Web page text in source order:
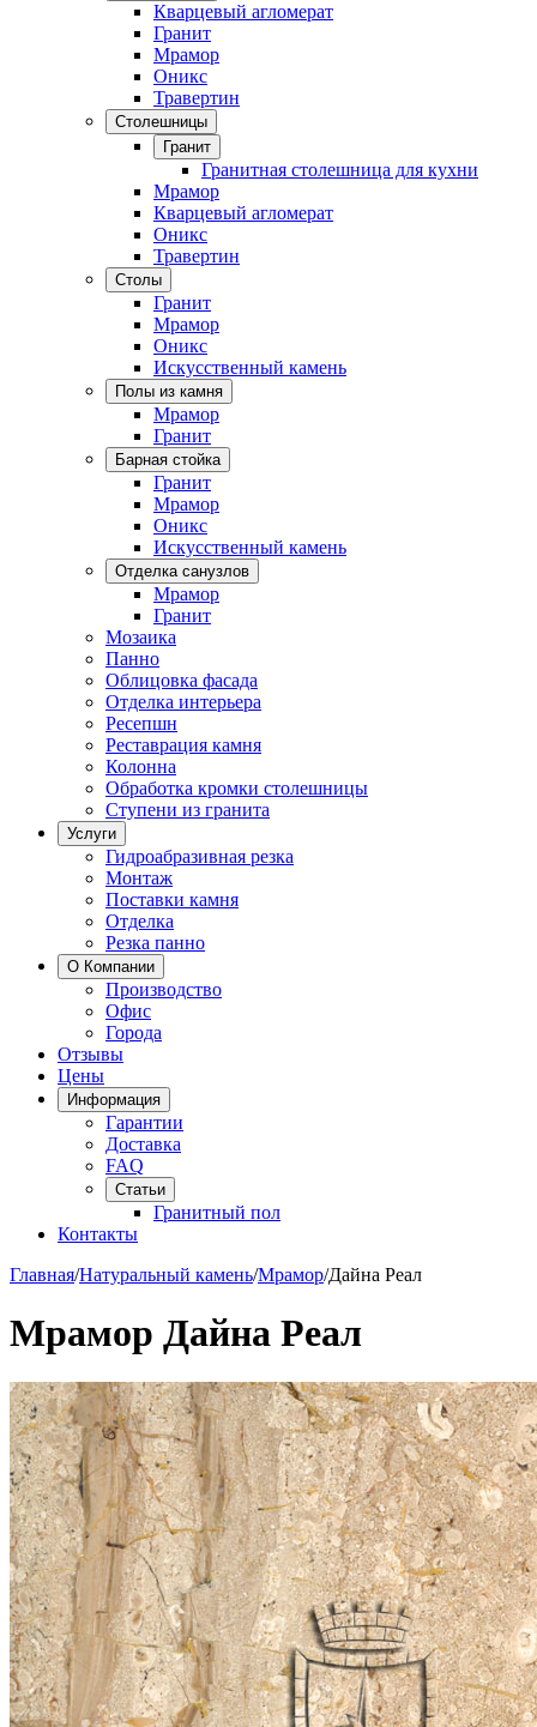
Кварцевый агломерат
Гранит
Мрамор
Оникс
Травертин
Столешницы
Гранит
Гранитная столешница для кухни
Мрамор
Кварцевый агломерат
Оникс
Травертин
Столы
Гранит
Мрамор
Оникс
Искусственный камень
Полы из камня
Мрамор
Гранит
Барная стойка
Гранит
Мрамор
Оникс
Искусственный камень
Отделка санузлов
Мрамор
Гранит
Мозаика
Панно
Облицовка фасада
Отделка интерьера
Ресепшн
Реставрация камня
Колонна
Обработка кромки столешницы
Ступени из гранита
Услуги
Гидроабразивная резка
Монтаж
Поставки камня
Отделка
Резка панно
О Компании
Производство
Офис
Города
Отзывы
Цены
Информация
Гарантии
Доставка
FAQ
Статьи
Гранитный пол
Контакты
Главная/Натуральный камень/Мрамор/Дайна Реал
Мрамор Дайна Реал